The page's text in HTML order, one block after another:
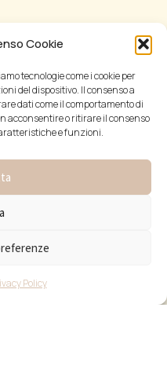
Cookie
tecnologie come i cookie per
del dispositivo. Il consenso a
dati come il comportamento di
acconsentire o ritirare il consenso
e funzioni.
Policy